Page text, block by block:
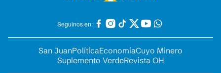
Seguinos en:
San JuanPolíticaEconomíaCuyo Minero
Suplemento VerdeRevista OH